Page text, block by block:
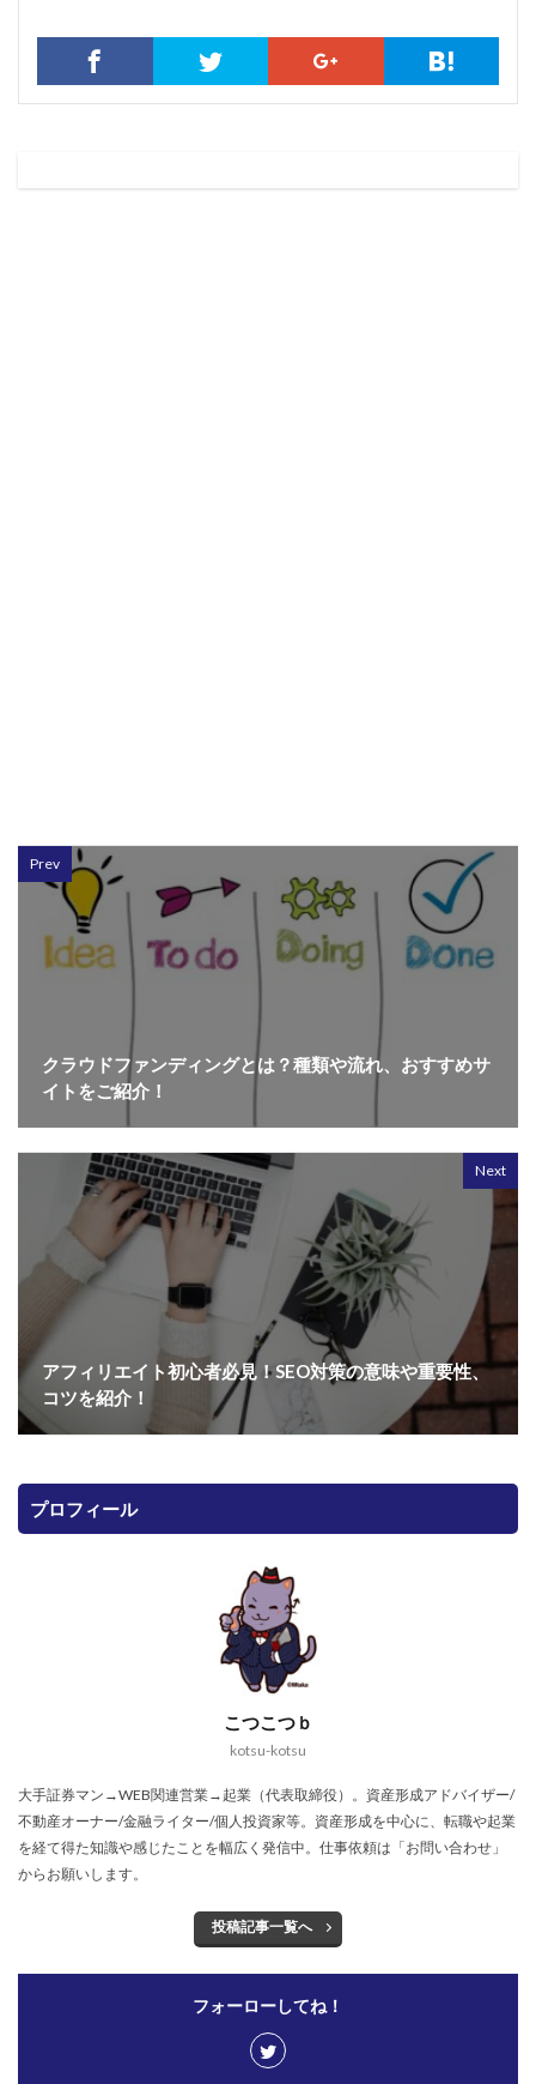
Prev
クラウドファンディングとは？種類や流れ、おすすめサ
イトをご紹介！
Next
アフィリエイト初心者必見！SEO対策の意味や重要性、
コツを紹介！
プロフィール
こつこつｂ
kotsu-kotsu
大手証券マン→WEB関連営業→起業（代表取締役）。資産形成アドバイザー/
不動産オーナー/金融ライター/個人投資家等。資産形成を中心に、転職や起業
を経て得た知識や感じたことを幅広く発信中。仕事依頼は「お問い合わせ」
からお願いします。
投稿記事一覧へ
フォーローしてね！